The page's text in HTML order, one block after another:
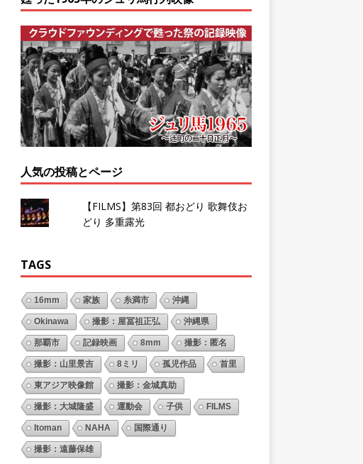
人気の投稿とページ
【FILMS】第83回 都おどり 歌舞伎お
どり 多重露光
TAGS
16mm 家族 糸満市 沖縄
Okinawa 撮影：屋冨祖正弘 沖縄県
那覇市 記録映画 8mm 撮影：匿名
撮影：山里景吉 8ミリ 孤児作品 首里
東アジア映像館 撮影：金城真助
撮影：大城隆盛 運動会 子供 FILMS
Itoman NAHA 国際通り
撮影：遠藤保雄